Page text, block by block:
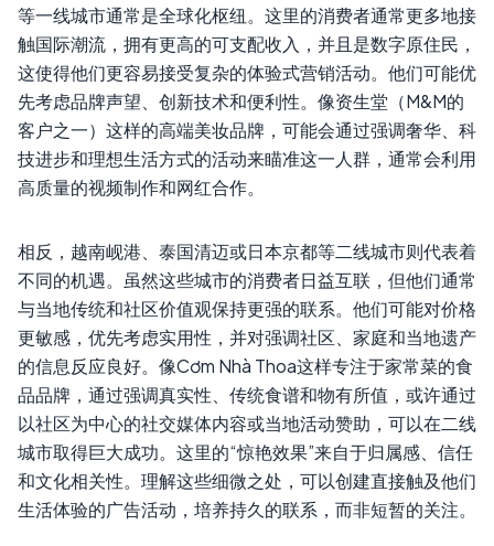
等一线城市通常是全球化枢纽。这里的消费者通常更多地接
触国际潮流，拥有更高的可支配收入，并且是数字原住民，
这使得他们更容易接受复杂的体验式营销活动。他们可能优
先考虑品牌声望、创新技术和便利性。像资生堂（M&M的
客户之一）这样的高端美妆品牌，可能会通过强调奢华、科
技进步和理想生活方式的活动来瞄准这一人群，通常会利用
高质量的视频制作和网红合作。
相反，越南岘港、泰国清迈或日本京都等二线城市则代表着
不同的机遇。虽然这些城市的消费者日益互联，但他们通常
与当地传统和社区价值观保持更强的联系。他们可能对价格
更敏感，优先考虑实用性，并对强调社区、家庭和当地遗产
的信息反应良好。像Cơm Nhà Thoa这样专注于家常菜的食
品品牌，通过强调真实性、传统食谱和物有所值，或许通过
以社区为中心的社交媒体内容或当地活动赞助，可以在二线
城市取得巨大成功。这里的“惊艳效果”来自于归属感、信任
和文化相关性。理解这些细微之处，可以创建直接触及他们
生活体验的广告活动，培养持久的联系，而非短暂的关注。